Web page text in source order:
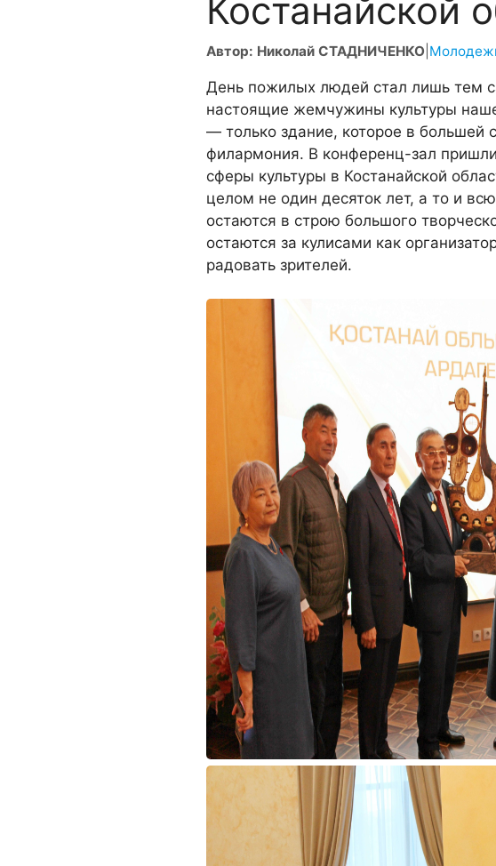
Костанайской
Автор: Николай СТАДНИЧЕНКО
День пожилых людей стал лишь тем
настоящие жемчужины культуры
— только здание, которое в большей
филармония. В конференц-зал
сферы культуры в Костанайской
целом не один десяток лет, а то и
остаются в строю большого
остаются за кулисами как
радовать зрителей.